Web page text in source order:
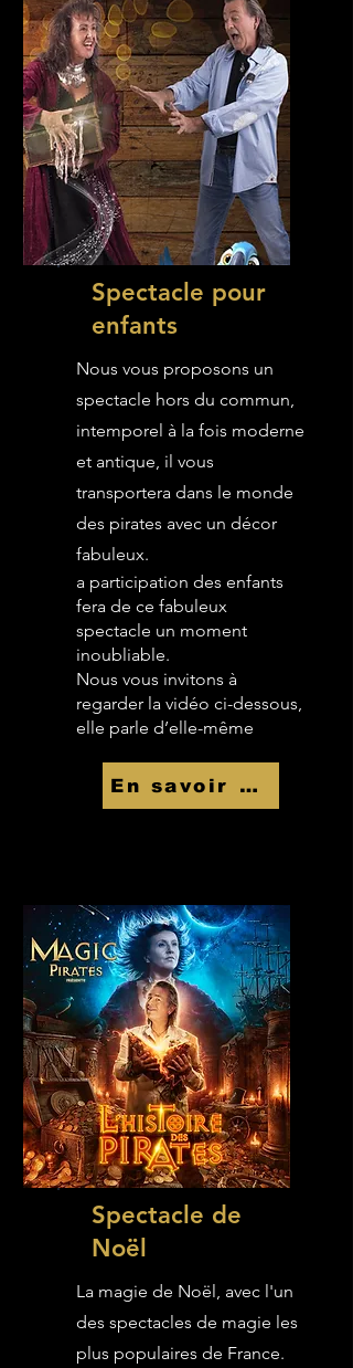
Spectacle pour
enfants
Nous vous proposons un
spectacle hors du commun,
intemporel à la fois moderne
et antique, il vous
transportera dans le monde
des pirates avec un décor
fabuleux.
a participation des enfants
fera de ce fabuleux
spectacle un moment
inoubliable.
Nous vous invitons à
regarder la vidéo ci-dessous,
elle parle d’elle-même
En savoir Plus
Spectacle de
Noël
La magie de Noël, avec l'un
des spectacles de magie les
plus populaires de France.